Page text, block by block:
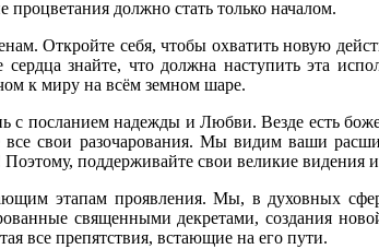
должно стать только началом.
Откройте себя, чтобы охватить новую
знайте, что должна наступить эта
к миру на всём земном шаре.
с посланием надежды и Любви. Везде есть
все свои разочарования. Мы видим ваши
поддерживайте свои великие видения
этапам проявления. Мы, в духовных
священными декретами, создания
все препятствия, встающие на его пути.